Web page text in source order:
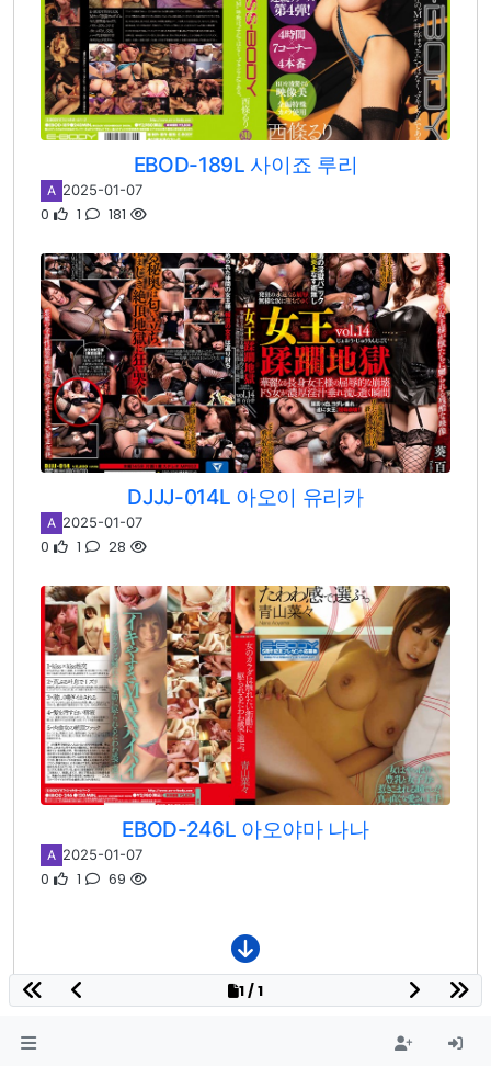
EBOD-189L 사이죠 루리
A 2025-01-07
0 1 181
DJJJ-014L 아오이 유리카
A 2025-01-07
0 1 28
EBOD-246L 아오야마 나나
A 2025-01-07
0 1 69
1 / 1